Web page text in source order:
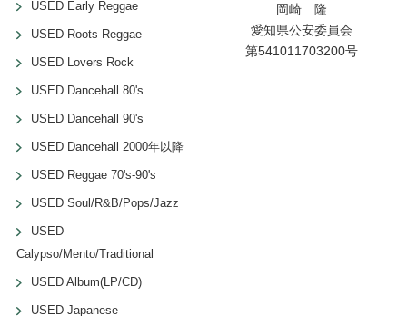
USED Early Reggae
USED Roots Reggae
USED Lovers Rock
USED Dancehall 80's
USED Dancehall 90's
USED Dancehall 2000年以降
USED Reggae 70's-90's
USED Soul/R&B/Pops/Jazz
USED
Calypso/Mento/Traditional
USED Album(LP/CD)
USED Japanese
岡崎 隆
愛知県公安委員会
第541011703200号